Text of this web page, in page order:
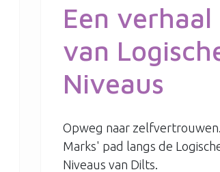
Een verhaal
van
Niveaus
Opweg naar zelfvertrouwen.
Marks' pad langs de
Niveaus van Dilts.